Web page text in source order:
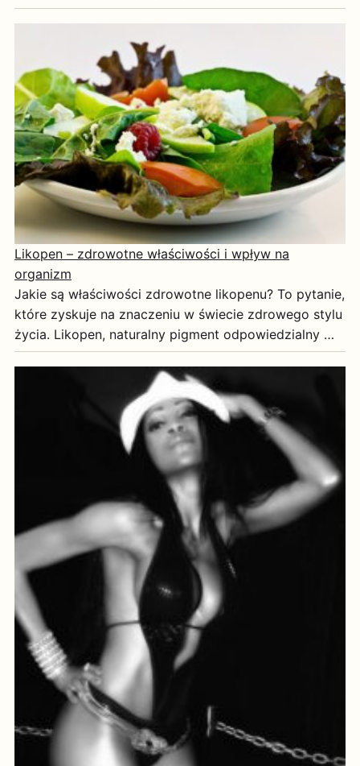
Likopen – zdrowotne właściwości i wpływ na
organizm
Jakie są właściwości zdrowotne likopenu? To pytanie,
które zyskuje na znaczeniu w świecie zdrowego stylu
życia. Likopen, naturalny pigment odpowiedzialny …